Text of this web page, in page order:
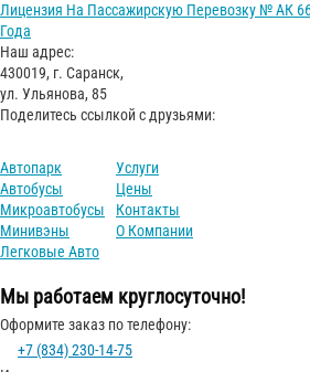
Лицензия На Пассажирскую Перевозку № АК
Года
Наш адрес:
430019, г. Саранск,
ул. Ульянова, 85
Поделитесь ссылкой с друзьями:
Автопарк
Автобусы
Микроавтобусы
Минивэны
Легковые Авто
Услуги
Цены
Контакты
О Компании
Мы работаем круглосуточно!
Оформите заказ по телефону:
+7 (834) 230-14-75